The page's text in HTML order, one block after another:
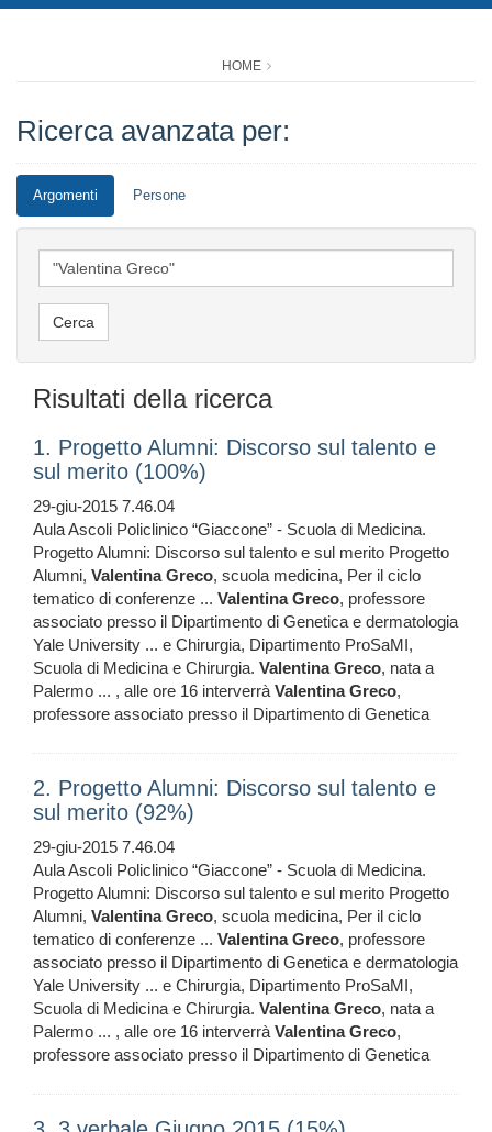
HOME
Ricerca avanzata per:
Argomenti Persone
Risultati della ricerca
1. Progetto Alumni: Discorso sul talento e
sul merito (100%)
29-giu-2015 7.46.04
Aula Ascoli Policlinico “Giaccone” - Scuola di Medicina.
Progetto Alumni: Discorso sul talento e sul merito Progetto
Alumni, Valentina Greco, scuola medicina, Per il ciclo
tematico di conferenze ... Valentina Greco, professore
associato presso il Dipartimento di Genetica e dermatologia
Yale University ... e Chirurgia, Dipartimento ProSaMI,
Scuola di Medicina e Chirurgia. Valentina Greco, nata a
Palermo ... , alle ore 16 interverràValentina Greco,
professore associato presso il Dipartimento di Genetica
2. Progetto Alumni: Discorso sul talento e
sul merito (92%)
29-giu-2015 7.46.04
Aula Ascoli Policlinico “Giaccone” - Scuola di Medicina.
Progetto Alumni: Discorso sul talento e sul merito Progetto
Alumni, Valentina Greco, scuola medicina, Per il ciclo
tematico di conferenze ... Valentina Greco, professore
associato presso il Dipartimento di Genetica e dermatologia
Yale University ... e Chirurgia, Dipartimento ProSaMI,
Scuola di Medicina e Chirurgia. Valentina Greco, nata a
Palermo ... , alle ore 16 interverràValentina Greco,
professore associato presso il Dipartimento di Genetica